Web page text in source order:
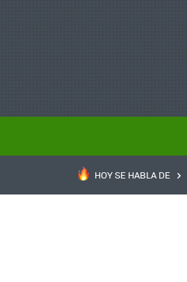
HOY SE HABLA DE